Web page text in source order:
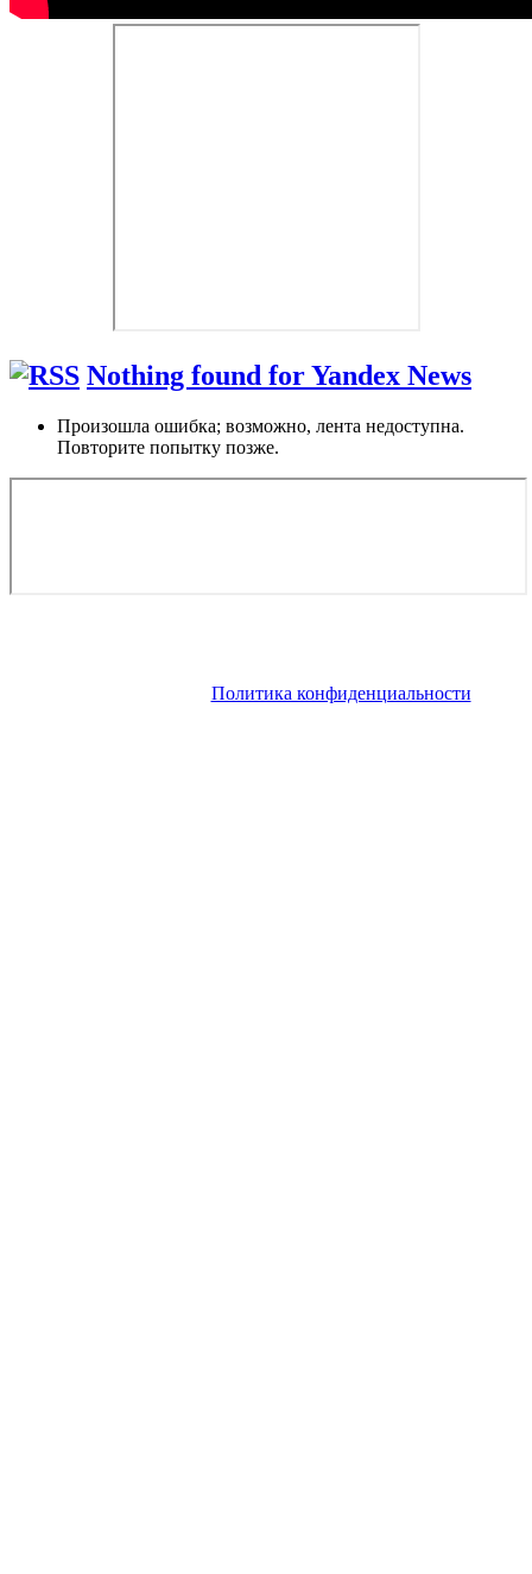
Nothing found for Yandex News
Произошла ошибка; возможно, лента недоступна.
Повторите попытку позже.
Политика конфиденциальности